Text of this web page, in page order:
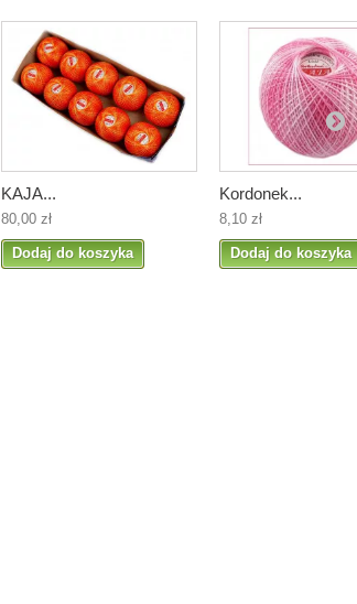
KAJA...
80,00 zł
Dodaj do koszyka
Kordonek...
8,10 zł
Dodaj do koszyka